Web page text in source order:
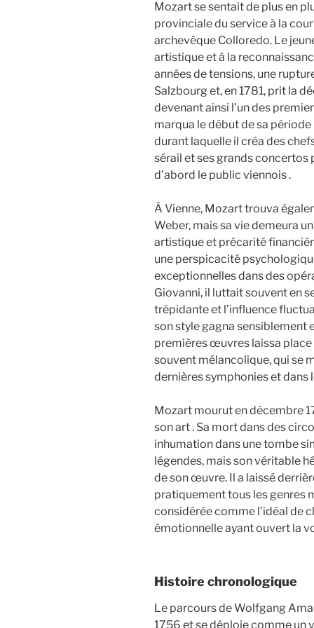
Mozart se sentait de plus en
provinciale du service à la
archevêque Colloredo. Le
artistique et à la
années de tensions, une
Salzbourg et, en 1781, prit la
devenant ainsi l’un des
marqua le début de sa
durant laquelle il créa des
sérail et ses grands
d’abord le public viennois .
À Vienne, Mozart trouva
Weber, mais sa vie demeura
artistique et précarité
une perspicacité
exceptionnelles dans des
Giovanni, il luttait souvent en
trépidante et l’influence
son style gagna sensiblement
premières œuvres laissa
souvent mélancolique, qui se
dernières symphonies et dans
Mozart mourut en décembre
son art . Sa mort dans des
inhumation dans une tombe
légendes, mais son véritable
de son œuvre. Il a laissé
pratiquement tous les genres
considérée comme l’idéal de
émotionnelle ayant ouvert la
Histoire chronologique
Le parcours de Wolfgang
1756 et se déploie comme un